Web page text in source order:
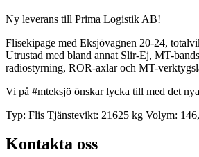
Ny leverans till Prima Logistik AB!
Flisekipage med Eksjövagnen 20-24,
Utrustad med bland annat Slir-Ej, MT-
radiostyrning, ROR-axlar och MT-
Vi på #mteksjö önskar lycka till med det
Typ: Flis Tjänstevikt: 21625 kg Volym:
Kontakta oss